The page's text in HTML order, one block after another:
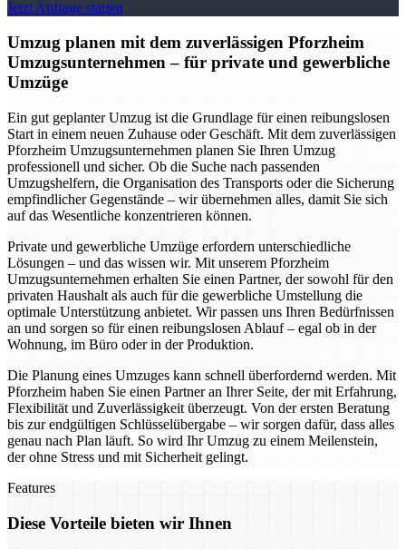
Jetzt Anfrage starten
Umzug planen mit dem zuverlässigen Pforzheim
Umzugsunternehmen – für private und gewerbliche
Umzüge
Ein gut geplanter Umzug ist die Grundlage für einen reibungslosen
Start in einem neuen Zuhause oder Geschäft. Mit dem zuverlässigen
Pforzheim Umzugsunternehmen planen Sie Ihren Umzug
professionell und sicher. Ob die Suche nach passenden
Umzugshelfern, die Organisation des Transports oder die Sicherung
empfindlicher Gegenstände – wir übernehmen alles, damit Sie sich
auf das Wesentliche konzentrieren können.
Private und gewerbliche Umzüge erfordern unterschiedliche
Lösungen – und das wissen wir. Mit unserem Pforzheim
Umzugsunternehmen erhalten Sie einen Partner, der sowohl für den
privaten Haushalt als auch für die gewerbliche Umstellung die
optimale Unterstützung anbietet. Wir passen uns Ihren Bedürfnissen
an und sorgen so für einen reibungslosen Ablauf – egal ob in der
Wohnung, im Büro oder in der Produktion.
Die Planung eines Umzuges kann schnell überfordernd werden. Mit
Pforzheim haben Sie einen Partner an Ihrer Seite, der mit Erfahrung,
Flexibilität und Zuverlässigkeit überzeugt. Von der ersten Beratung
bis zur endgültigen Schlüsselübergabe – wir sorgen dafür, dass alles
genau nach Plan läuft. So wird Ihr Umzug zu einem Meilenstein,
der ohne Stress und mit Sicherheit gelingt.
Features
Diese Vorteile bieten wir Ihnen